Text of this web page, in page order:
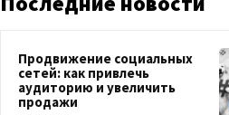
Продвижение социальных
сетей: как привлечь
аудиторию и увеличить
продажи